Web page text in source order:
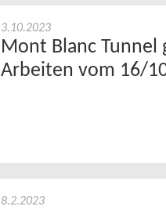
3.10.2023
Mont Blanc Tunnel
Arbeiten vom 16/
8.2.2023